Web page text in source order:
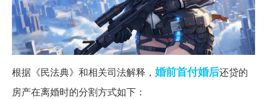
根据《民法典》和相关司法解释， 婚前首付婚后还贷的
房产在离婚时的分割方式如下：